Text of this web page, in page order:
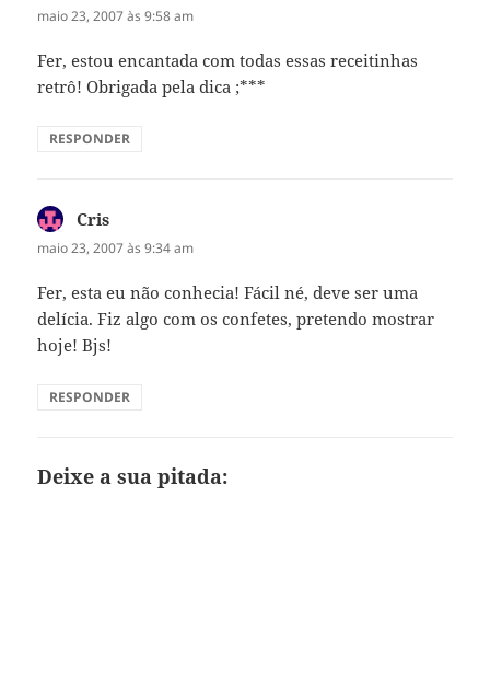
maio 23, 2007 às 9:58 am
Fer, estou encantada com todas essas receitinhas
retrô! Obrigada pela dica ;***
RESPONDER
Cris
maio 23, 2007 às 9:34 am
Fer, esta eu não conhecia! Fácil né, deve ser uma
delícia. Fiz algo com os confetes, pretendo mostrar
hoje! Bjs!
RESPONDER
Deixe a sua pitada: